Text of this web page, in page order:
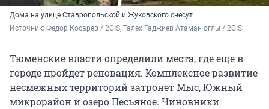
Дома на улице Ставропольской и Жуковского снесут
Источник: Федор Косарев / 2GIS, Талех Гаджиев Атаман оглы / 2GIS
Тюменские власти определили места, где еще в
городе пройдет реновация. Комплексное развитие
несмежных территорий затронет Мыс, Южный
микрорайон и озеро Песьяное. Чиновники